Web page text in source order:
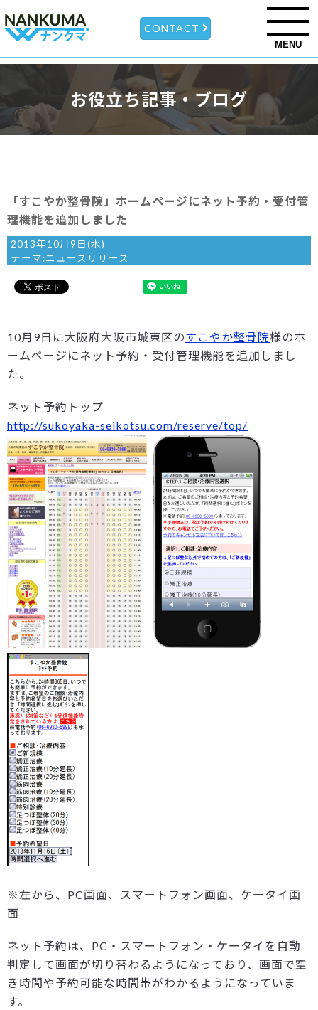
CONTACT
MENU
お役立ち記事・ブログ
「すこやか整骨院」ホームページにネット予約・受付管
理機能を追加しました
2013年10月9日(水)
テーマ:ニュースリリース
10月9日に大阪府大阪市城東区のすこやか整骨院様のホ
ームページにネット予約・受付管理機能を追加しまし
た。
ネット予約トップ
http://sukoyaka-seikotsu.com/reserve/top/
※左から、PC画面、スマートフォン画面、ケータイ画
面
ネット予約は、PC・スマートフォン・ケータイを自動
判定して画面が切り替わるようになっており、画面で空
き時間や予約可能な時間帯がわかるようになっていま
す。